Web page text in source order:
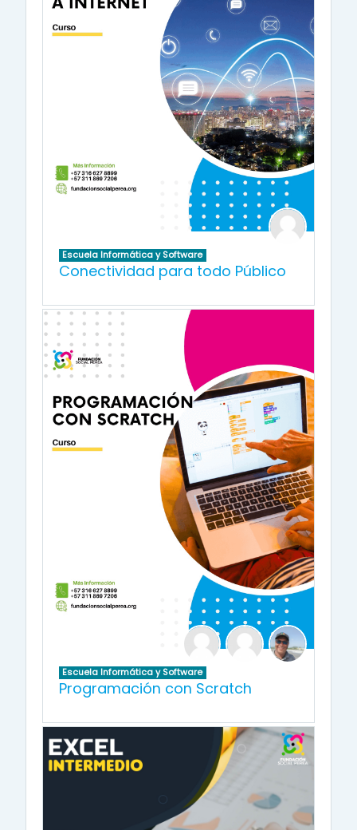
Escuela Informática y Software
Conectividad para todo Público
Escuela Informática y Software
Programación con Scratch